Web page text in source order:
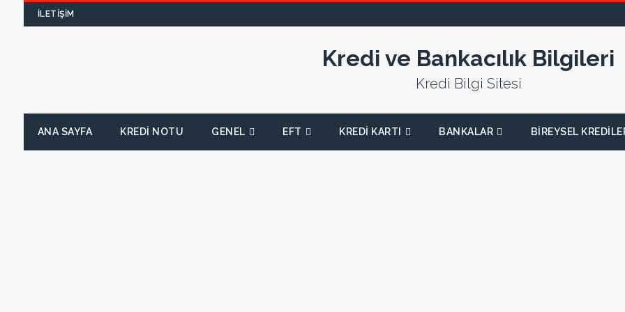
İLETIŞIM
Kredi ve Bankacılık Bilgileri
Kredi Bilgi Sitesi
ANA SAYFA KREDI NOTU GENEL EFT KREDI KARTI BANKALAR BIREYSEL